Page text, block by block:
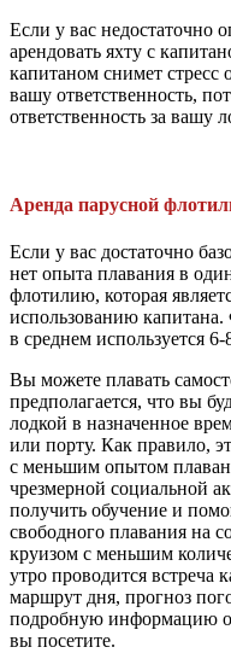
Если у вас недостаточно
арендовать яхту с
капитаном снимет стресс
вашу ответственность,
ответственность за вашу
Аренда парусной
Если у вас достаточно
нет опыта плавания в
флотилию, которая
использованию
в среднем используется
Вы можете плавать
предполагается, что вы
лодкой в ​​назначенное
или порту. Как правило,
с меньшим опытом
чрезмерной социальной
получить обучение и
свободного плавания на
круизом с меньшим
утро проводится встреча
маршрут дня, прогноз
подробную информацию
вы посетите.